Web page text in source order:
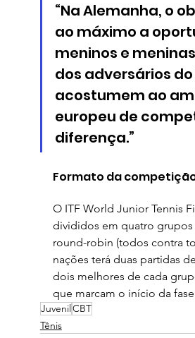
“Na Alemanha, o
ao máximo a
meninos e
dos adversários
acostumem ao
europeu de
diferença.”
Formato da
O ITF World Junior Tennis
divididos em quatro
round-robin (todos contra
nações terá duas partidas
dois melhores de cada
que marcam o início da
Juvenil CBT
Tênis